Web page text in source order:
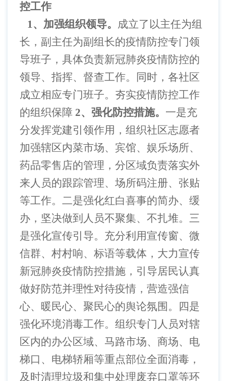
控工作
1、加强组织领导。 成立了以主任为组
长，副主任为副组长的疫情防控专门领
导班子，具体负责新冠肺炎疫情防控的
领导、指挥、督查工作。同时，各社区
成立相应专门班子。夯实疫情防控工作
的组织保障 2、强化防控措施。 一是充
分发挥党建引领作用，组织社区志愿者
加强辖区内菜市场、宾馆、娱乐场所、
药品零售店的管理，分区域负责落实外
来人员的跟踪管理、场所码注册、张贴
等工作。二是强化红白喜事的简办、缓
办，坚决做到人员不聚集、不扎堆。三
是强化宣传引导。充分利用宣传窗、微
信群、村村响、标语等载体，大力宣传
新冠肺炎疫情防控措施，引导居民认真
做好防范并理性对待疫情，营造强信
心、暖民心、聚民心的舆论氛围。四是
强化环境消毒工作。组织专门人员对辖
区内的办公区域、马路市场、商场、电
梯口、电梯轿厢等重点部位全面消毒，
及时清理垃圾和集中处理废弃口罩等环